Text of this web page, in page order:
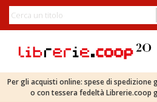
Per gli acquisti online: spese di spedizione
o con tessera fedeltà Librerie.coop